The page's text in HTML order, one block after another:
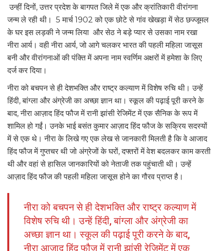
उन्हीं दिनों, उत्तर प्रदेश के बागपत जिले में एक और क्रांतिकारी वीरांगना
जन्म ले रही थी। 5 मार्च 1902 को एक छोटे से गांव खेखड़ा में सेठ छज्जूमल
के घर इस लड़की ने जन्म लिया और सेठ ने बड़े प्यार से उसका नाम रखा
नीरा आर्य। वही नीरा आर्य, जो आगे चलकर भारत की पहली महिला जासूस
बनी और वीरांगनाओं की पंक्ति में अपना नाम स्वर्णिम अक्षरों में हमेशा के लिए
दर्ज कर दिया।
नीरा को बचपन से ही देशभक्ति और राष्ट्र कल्याण में विशेष रुचि थी। उन्हें
हिंदी, बांग्ला और अंग्रेजी का अच्छा ज्ञान था। स्कूल की पढ़ाई पूरी करने के
बाद, नीरा आज़ाद हिंद फौज में रानी झांसी रेजिमेंट में एक सैनिक के रूप में
शामिल हो गईं। उनके भाई बसंत कुमार आज़ाद हिंद फौज के सक्रिय सदस्यों
में से एक थे। नीरा के लिखे गए एक लेख से जानकारी मिलती है कि वे आजाद
हिंद फौज में गुप्तचर थी जो अंग्रेजों के घरों, दफ्तरों में वेश बदलकर काम करती
थी और वहां से हासिल जानकारियों को नेताजी तक पहुंचाती थी। उन्हें
आज़ाद हिंद फौज की पहली महिला जासूस होने का गौरव प्राप्त है।
नीरा को बचपन से ही देशभक्ति और राष्ट्र कल्याण में
विशेष रुचि थी। उन्हें हिंदी, बांग्ला और अंग्रेजी का
अच्छा ज्ञान था। स्कूल की पढ़ाई पूरी करने के बाद,
नीरा आज़ाद हिंद फौज में रानी झांसी रेजिमेंट में एक